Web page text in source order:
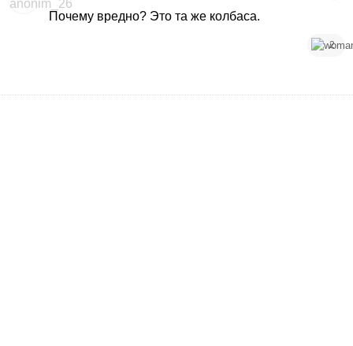
Почему вредно? Это та же колбаса.
2